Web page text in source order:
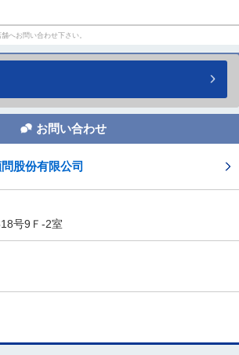
へお問い合わせ下さい。
お問い合わせ
股份有限公司
号9Ｆ-2室